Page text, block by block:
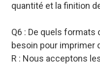
quantité et la finition
Q6 : De quels
besoin pour imprimer
R : Nous acceptons